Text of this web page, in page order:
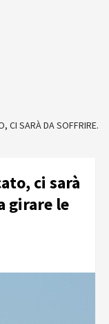
CI SARÀ DA SOFFRIRE.
ci sarà
girare le